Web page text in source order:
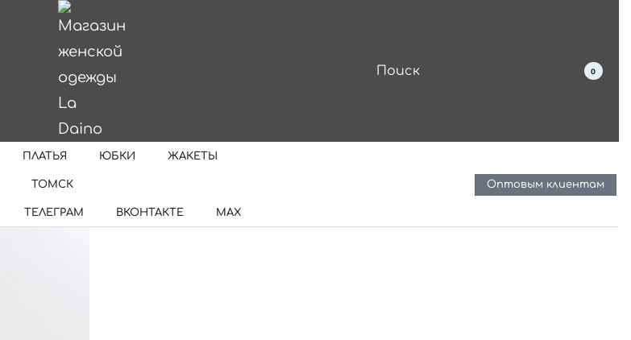
0
ПЛАТЬЯ ЮБКИ ЖАКЕТЫ
ТОМСК
ТЕЛЕГРАМ ВКОНТАКТЕ MAX
Оптовым клиентам